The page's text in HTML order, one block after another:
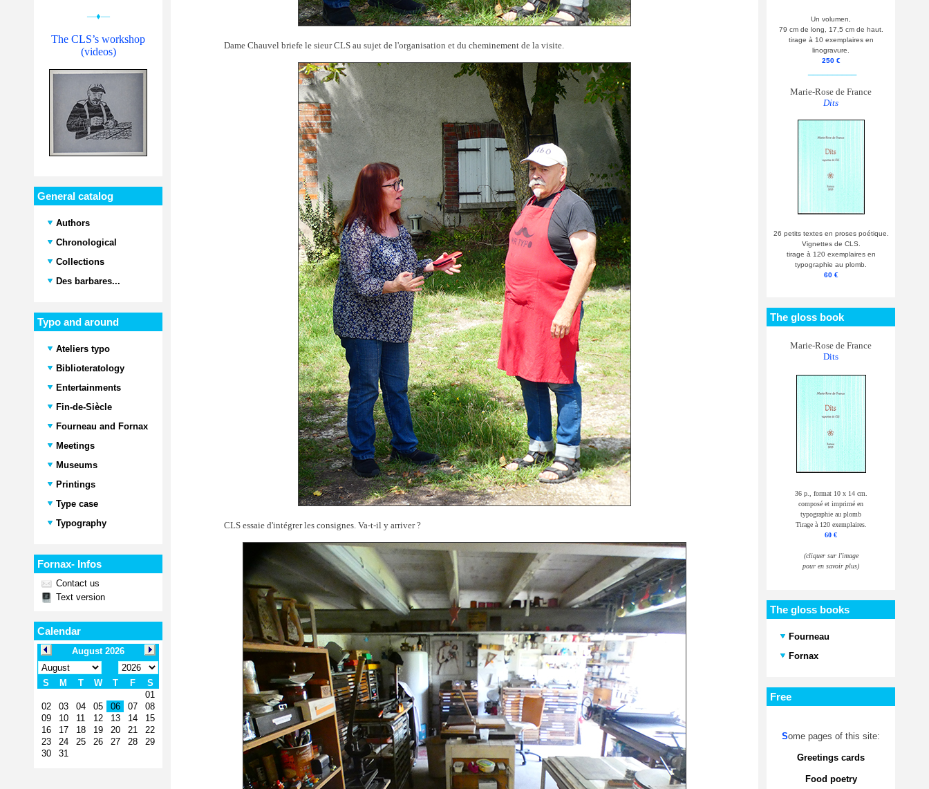
—♦—
The CLS’s workshop
(videos)
General catalog
Authors
Chronological
Collections
Des barbares...
Typo and around
Ateliers typo
Biblioteratology
Entertainments
Fin-de-Siècle
Fourneau and Fornax
Meetings
Museums
Printings
Type case
Typography
Fornax- Infos
Contact us
Text version
Calendar
Dame Chauvel briefe le sieur CLS au sujet de l'organisation et du cheminement de la visite.
CLS essaie d'intégrer les consignes. Va-t-il y arriver ?
Un volumen,
79 cm de long, 17,5 cm de haut.
tirage à 10 exemplaires en
linogravure.
250 €
Marie-Rose de France
Dits
26 petits textes en proses poétique.
Vignettes de CLS.
tirage à 120 exemplaires en
typographie au plomb.
60 €
The gloss book
Marie-Rose de France
Dits
36 p., format 10 x 14 cm.
composé et imprimé en
typographie au plomb
Tirage à 120 exemplaires.
60 €
(cliquer sur l'image
pour en savoir plus)
The gloss books
Fourneau
Fornax
Free
Some pages of this site:
Greetings cards
Food poetry